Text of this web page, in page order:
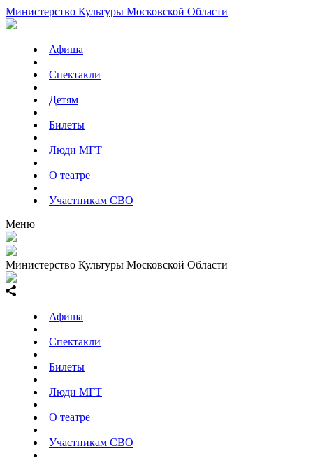
Министерство Культуры Московской Области
Афиша
Спектакли
Детям
Билеты
Люди МГТ
О театре
Участникам СВО
Меню
Министерство Культуры Московской Области
Афиша
Спектакли
Билеты
Люди МГТ
О театре
Участникам СВО